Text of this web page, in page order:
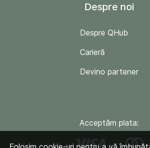
Despre noi
Despre QHub
Carieră
Devino partener
Acceptăm plata: